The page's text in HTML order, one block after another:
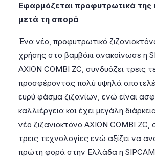
Εφαρμόζεται προφυτρωτικά της
μετά τη σπορά
Ένα νέο, προφυτρωτικό
χρήσης στο βαμβάκι ανακοίνωσε η
AXION COMBI ZC, συνδυάζει τρεις
προσφέροντας πολύ υψηλά
ευρύ φάσμα ζιζανίων, ενώ είναι
καλλιέργεια και έχει μεγάλη
νέο ζιζανιοκτόνο AXION COMBI ZC,
τρεις τεχνολογίες ενώ αξίζει να
πρώτη φορά στην Ελλάδα η SIPCAM